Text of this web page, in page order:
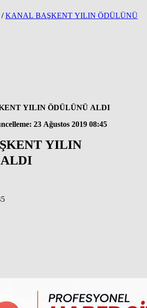
/ KANAL BAŞKENT YILIN ÖDÜLÜNÜ
YILIN ÖDÜLÜNÜ ALDI
23 Ağustos 2019 08:45
YILIN